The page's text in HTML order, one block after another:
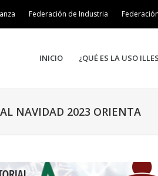
Federación de Industria
INICIO ¿QUÉ ES LA USO
NAVIDAD 2023 ORIENTA